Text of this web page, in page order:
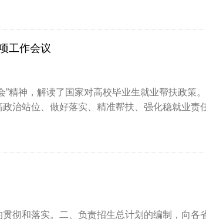
工作会议
，解读了国家对高校毕业生就业帮扶政策。
治站位、做好落实、精准帮扶、强化稳就业责
彻和落实。二、负责招生总计划的编制，向各